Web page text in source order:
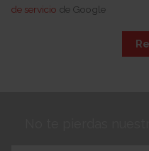
de servicio de Google